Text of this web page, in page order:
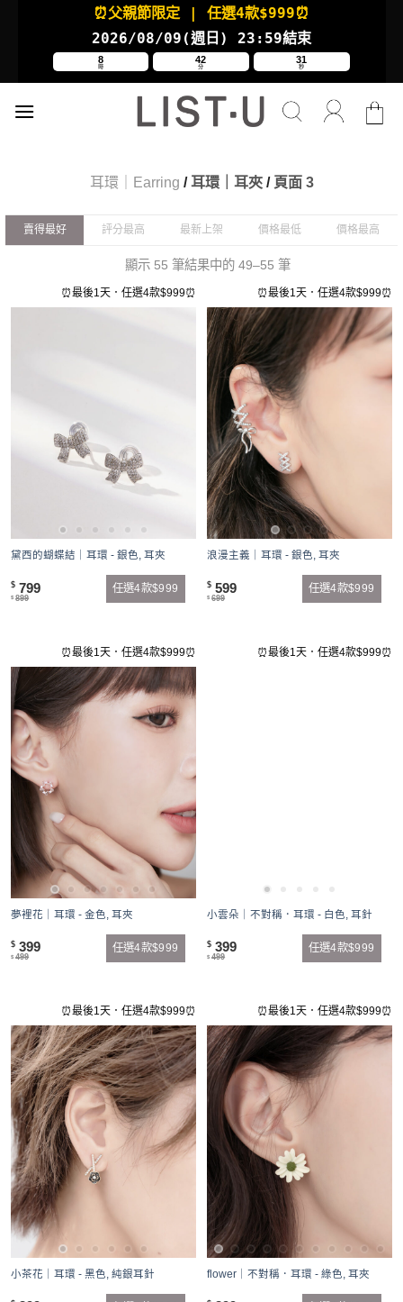
⏰父親節限定 | 任選4款$999⏰
2026/08/09(週日 ) 23:59結束
8
時
42
分
31
秒
耳環｜Earring /耳環｜耳夾/ 頁面 3
賣得最好 評分最高 最新上架 價格最低 價格最高
顯示 55 筆結果中的 49–55 筆
⏰最後1天．任選4款$999⏰
黛西的蝴蝶結｜耳環 - 銀色, 耳夾
$ 799
$ 899
任選4款$999
⏰最後1天．任選4款$999⏰
浪漫主義｜耳環 - 銀色, 耳夾
$ 599
$ 699
任選4款$999
⏰最後1天．任選4款$999⏰
夢裡花｜耳環 - 金色, 耳夾
$ 399
$ 499
任選4款$999
⏰最後1天．任選4款$999⏰
小雲朵｜不對稱．耳環 - 白色, 耳針
$ 399
$ 499
任選4款$999
⏰最後1天．任選4款$999⏰
小茶花｜耳環 - 黑色, 純銀耳針
⏰最後1天．任選4款$999⏰
flower｜不對稱．耳環 - 綠色, 耳夾